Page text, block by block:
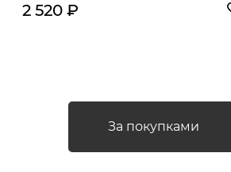
2 520 ₽
За покупками